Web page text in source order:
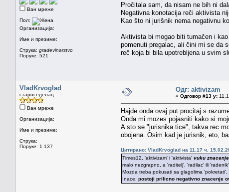
Ван мреже
Пол:
Организација:
Име и презиме:
Струка: građevinarstvo
Поруке: 521
Pročitala sam, da nisam ne bih ni
Negativna konotacija reči aktivista
Kao što ni jurišnik nema negativnu
Aktivista bi mogao biti tumačen i
pomenuti pregalac, ali čini mi se da
reč koja bi bila upotrebljena u svim
VladKrvoglad
староседелац
Ван мреже
Организација:
Име и презиме:
Струка:
Поруке: 1.137
Одг: aktivizam
« Одговор #13 у:
Hajde onda ovaj put procitaj s
Onda mi mozes pojasniti kako si
A sto se "jurisnika tice", takva rec
obojena. Osim kad je jurisnik, eto,
Цитирано: VladKrvoglad на 11.17 ч.
Times12, 'aktivizam' i 'aktivista' vuku
malo nezgrapno, a 'raditelj', 'radilac' ili
Mozda treba pokusati sa glagolima 'pokretati',
Inace, postoji prilicno negativno znacenje